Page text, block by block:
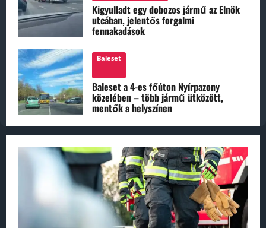
Kigyulladt egy dobozos jármű az Elnök
utcában, jelentős forgalmi
fennakadások
Baleset
Baleset a 4-es főúton Nyírpazony
közelében – több jármű ütközött,
mentők a helyszínen